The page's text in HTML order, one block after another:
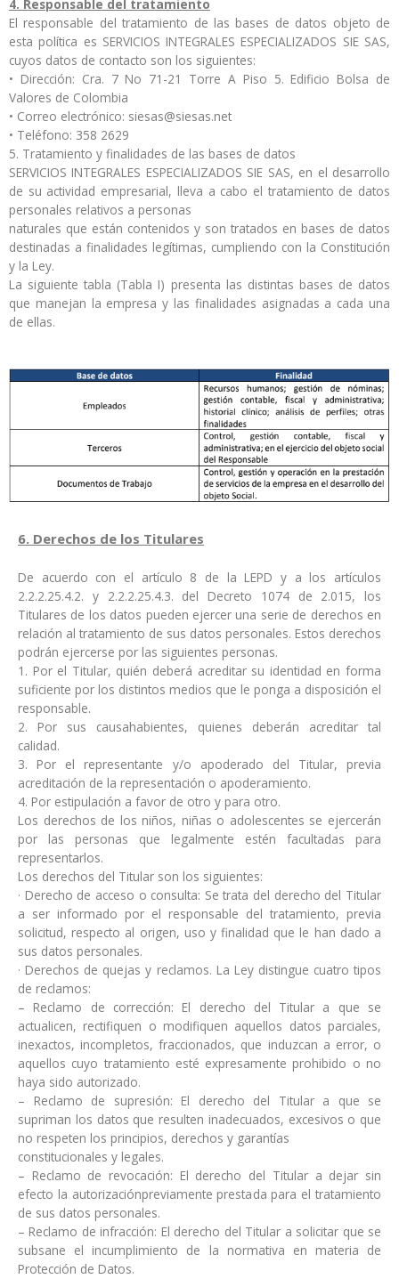
4. Responsable del tratamiento
El responsable del tratamiento de las bases de datos objeto de
esta política es SERVICIOS INTEGRALES ESPECIALIZADOS SIE SAS,
cuyos datos de contacto son los siguientes:
• Dirección: Cra. 7 No 71-21 Torre A Piso 5. Edificio Bolsa de
Valores de Colombia
• Correo electrónico: siesas@siesas.net
• Teléfono: 358 2629
5. Tratamiento y finalidades de las bases de datos
SERVICIOS INTEGRALES ESPECIALIZADOS SIE SAS, en el desarrollo
de su actividad empresarial, lleva a cabo el tratamiento de datos
personales relativos a personas
naturales que están contenidos y son tratados en bases de datos
destinadas a finalidades legítimas, cumpliendo con la Constitución
y la Ley.
La siguiente tabla (Tabla I) presenta las distintas bases de datos
que manejan la empresa y las finalidades asignadas a cada una
de ellas.
6. Derechos de los Titulares
De acuerdo con el artículo 8 de la LEPD y a los artículos
2.2.2.25.4.2. y 2.2.2.25.4.3. del Decreto 1074 de 2.015, los
Titulares de los datos pueden ejercer una serie de derechos en
relación al tratamiento de sus datos personales. Estos derechos
podrán ejercerse por las siguientes personas.
1. Por el Titular, quién deberá acreditar su identidad en forma
suficiente por los distintos medios que le ponga a disposición el
responsable.
2. Por sus causahabientes, quienes deberán acreditar tal
calidad.
3. Por el representante y/o apoderado del Titular, previa
acreditación de la representación o apoderamiento.
4. Por estipulación a favor de otro y para otro.
Los derechos de los niños, niñas o adolescentes se ejercerán
por las personas que legalmente estén facultadas para
representarlos.
Los derechos del Titular son los siguientes:
· Derecho de acceso o consulta: Se trata del derecho del Titular
a ser informado por el responsable del tratamiento, previa
solicitud, respecto al origen, uso y finalidad que le han dado a
sus datos personales.
· Derechos de quejas y reclamos. La Ley distingue cuatro tipos
de reclamos:
– Reclamo de corrección: El derecho del Titular a que se
actualicen, rectifiquen o modifiquen aquellos datos parciales,
inexactos, incompletos, fraccionados, que induzcan a error, o
aquellos cuyo tratamiento esté expresamente prohibido o no
haya sido autorizado.
– Reclamo de supresión: El derecho del Titular a que se
supriman los datos que resulten inadecuados, excesivos o que
no respeten los principios, derechos y garantías
constitucionales y legales.
– Reclamo de revocación: El derecho del Titular a dejar sin
efecto la autorizaciónpreviamente prestada para el tratamiento
de sus datos personales.
– Reclamo de infracción: El derecho del Titular a solicitar que se
subsane el incumplimiento de la normativa en materia de
Protección de Datos.